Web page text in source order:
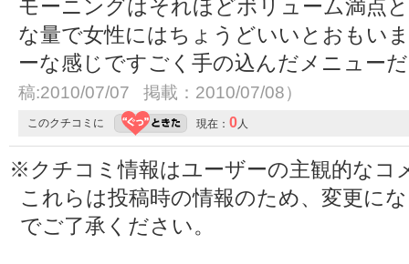
モーニングはそれほどボリューム満点
な量で女性にはちょうどいいとおもい
ーな感じですごく手の込んだメニュー
稿:2010/07/07 掲載：2010/07/08）
このクチコミに 現在： 0人
※クチコミ情報はユーザーの主観的なコ
これらは投稿時の情報のため、変更に
でご了承ください。